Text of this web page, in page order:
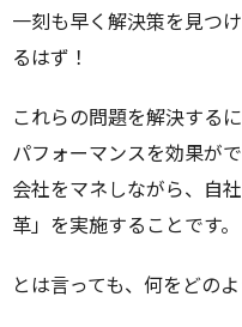
一刻も早く解決策を見つ
るはず！
これらの問題を解決する
パフォーマンスを効果が
会社をマネしながら、自
革」を実施することです。
とは言っても、何をどの